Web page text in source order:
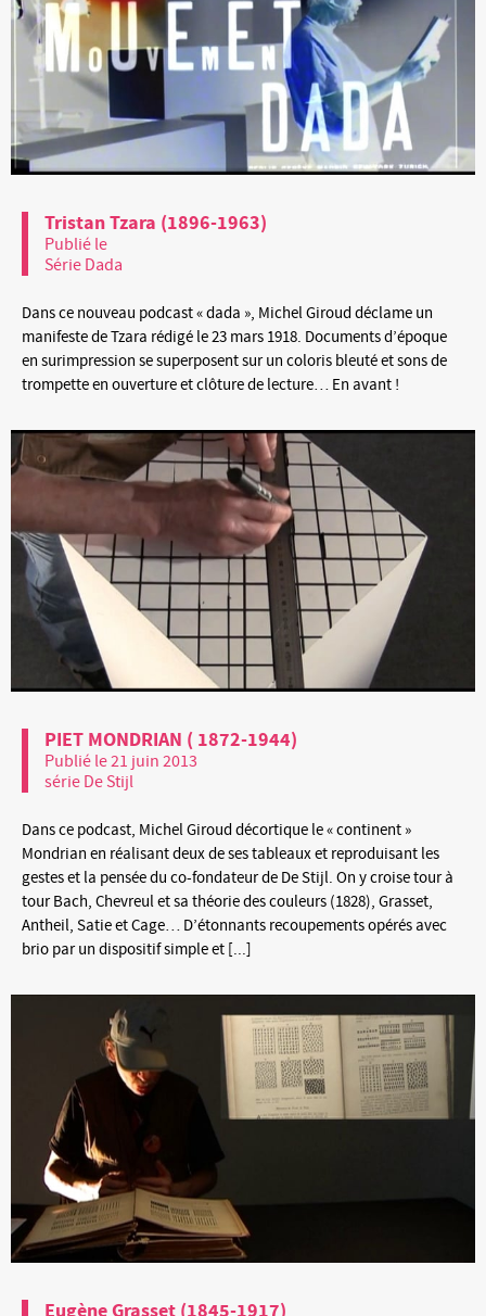
Tristan Tzara (1896-1963)
Publié le
Série Dada
Dans ce nouveau podcast « dada », Michel Giroud déclame un
manifeste de Tzara rédigé le 23 mars 1918. Documents d’époque
en surimpression se superposent sur un coloris bleuté et sons de
trompette en ouverture et clôture de lecture… En avant !
PIET MONDRIAN ( 1872-1944)
Publié le 21 juin 2013
série De Stijl
Dans ce podcast, Michel Giroud décortique le « continent »
Mondrian en réalisant deux de ses tableaux et reproduisant les
gestes et la pensée du co-fondateur de De Stijl. On y croise tour à
tour Bach, Chevreul et sa théorie des couleurs (1828), Grasset,
Antheil, Satie et Cage… D’étonnants recoupements opérés avec
brio par un dispositif simple et [...]